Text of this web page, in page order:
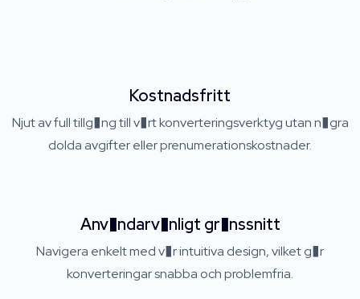
Kostnadsfritt
Njut av full tillg�ng till v�rt konverteringsverktyg utan n�gra
dolda avgifter eller prenumerationskostnader.
Anv�ndarv�nligt gr�nssnitt
Navigera enkelt med v�r intuitiva design, vilket g�r
konverteringar snabba och problemfria.